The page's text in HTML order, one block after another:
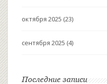
октября 2025 (23)
сентября 2025 (4)
Последние записи